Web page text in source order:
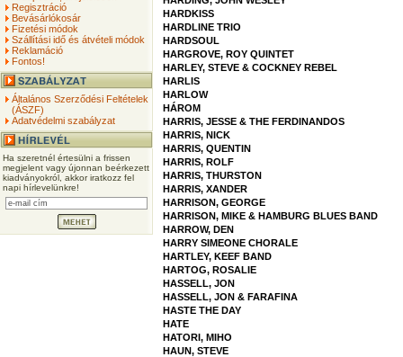
Regisztráció
Bevásárlókosár
Fizetési módok
Szállítási idő és átvételi módok
Reklamáció
Fontos!
Általános Szerződési Feltételek
(ÁSZF)
Adatvédelmi szabályzat
Ha szeretnél értesülni a frissen
megjelent vagy újonnan beérkezett
kiadványokról, akkor iratkozz fel
napi hírlevelünkre!
HARDKISS
HARDLINE TRIO
HARDSOUL
HARGROVE, ROY QUINTET
HARLEY, STEVE & COCKNEY REBEL
HARLIS
HARLOW
HÁROM
HARRIS, JESSE & THE FERDINANDOS
HARRIS, NICK
HARRIS, QUENTIN
HARRIS, ROLF
HARRIS, THURSTON
HARRIS, XANDER
HARRISON, GEORGE
HARRISON, MIKE & HAMBURG BLUES BAND
HARROW, DEN
HARRY SIMEONE CHORALE
HARTLEY, KEEF BAND
HARTOG, ROSALIE
HASSELL, JON
HASSELL, JON & FARAFINA
HASTE THE DAY
HATE
HATORI, MIHO
HAUN, STEVE